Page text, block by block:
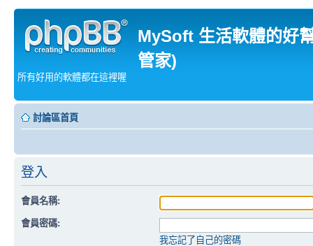
MySoft 生活軟體的好
管家)
所有好用的軟體都在這裡喔
討論區首頁
登入
會員名稱:
會員密碼:
我忘記了自己的密碼